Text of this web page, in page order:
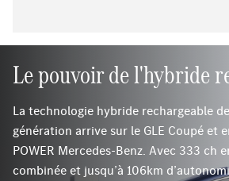
Le pouvoir de l'hybride
La technologie hybride rechargeable
génération arrive sur le GLE Coupé et
POWER Mercedes-Benz. Avec 333 ch
combinée et jusqu’à 106km